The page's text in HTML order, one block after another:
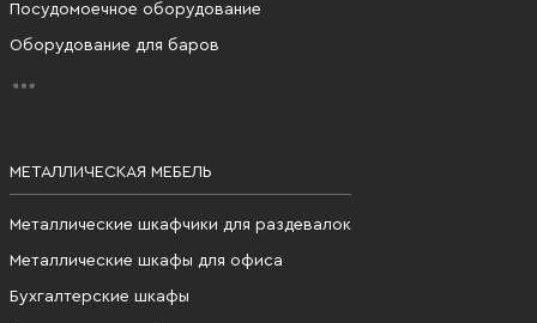
Посудомоечное оборудование
Оборудование для баров
МЕТАЛЛИЧЕСКАЯ МЕБЕЛЬ
Металлические шкафчики для раздевалок
Металлические шкафы для офиса
Бухгалтерские шкафы